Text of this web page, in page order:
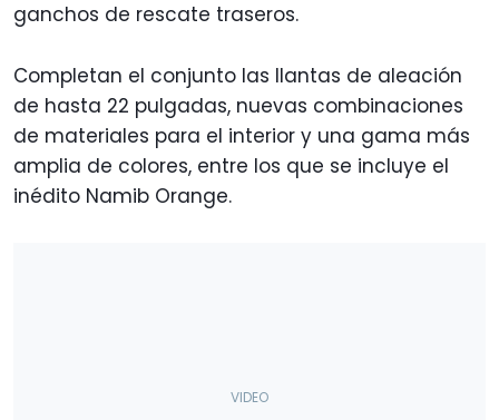
ganchos de rescate traseros.
Completan el conjunto las llantas de aleación
de hasta 22 pulgadas, nuevas combinaciones
de materiales para el interior y una gama más
amplia de colores, entre los que se incluye el
inédito Namib Orange.